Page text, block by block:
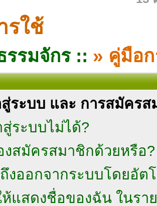
รใช้
รรมจักร :: » คู่มือ
สู่ระบบ และ การสมัครส
สู่ระบบไม่ได้?
งสมัครสมาชิกด้วยหรือ?
งออกจากระบบโดยอัต
ห้แสดงชื่อของฉัน ในรา